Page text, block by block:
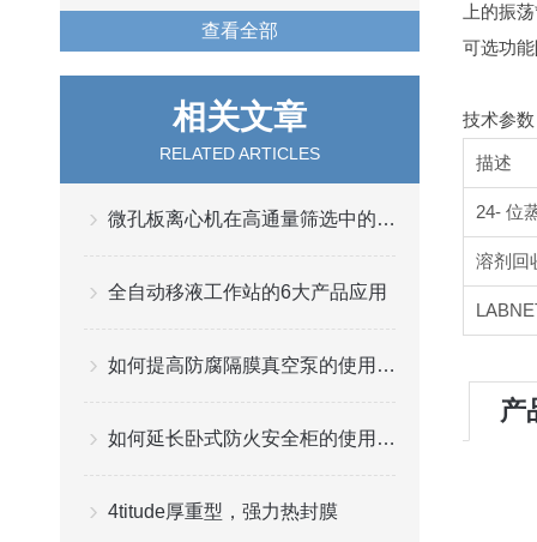
查看全部
相关文章
RELATED ARTICLES
微孔板离心机在高通量筛选中的应用与优势
全自动移液工作站的6大产品应用
如何提高防腐隔膜真空泵的使用寿命？
如何延长卧式防火安全柜的使用寿命？
4titude厚重型，强力热封膜
上的振荡
可选功
技术参数
描述
24- 位
溶剂回
产